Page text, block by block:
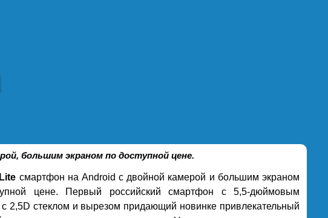
большим экраном по доступной цене.
смартфон на Android с двойной камерой и большим экраном
цене. Первый российский смартфон с 5,5-дюймовым
2,5D стеклом и вырезом придающий новинке привлекательный